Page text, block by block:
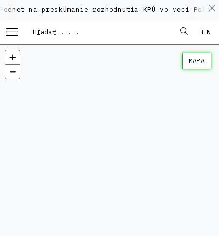
preskúmanie rozhodnutia KPÚ vo veci
EN
MAPA